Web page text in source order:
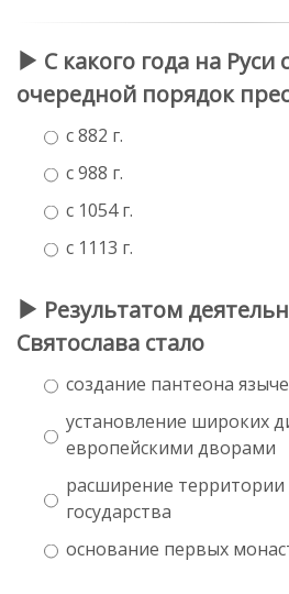
С какого года на Руси
очередной порядок
с 882 г.
с 988 г.
с 1054 г.
с 1113 г.
Результатом
Святослава стало
создание пантеона
установление широких
европейскими дворами
расширение территории
государства
основание первых